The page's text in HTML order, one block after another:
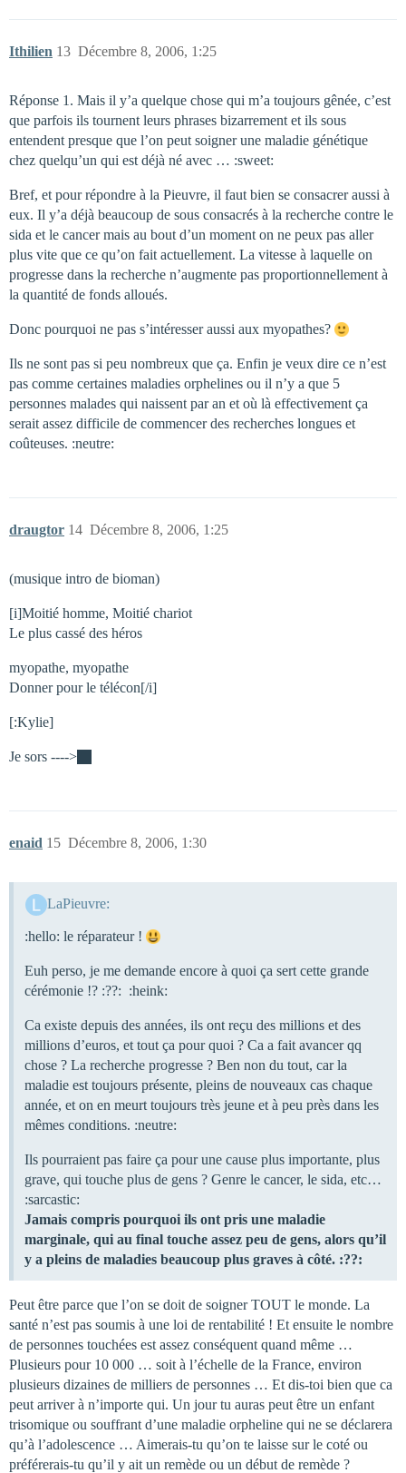
Ithilien Décembre 8, 2006, 1:25
13
Réponse 1. Mais il y’a quelque chose qui m’a toujours gênée, c’est
que parfois ils tournent leurs phrases bizarrement et ils sous
entendent presque que l’on peut soigner une maladie génétique
chez quelqu’un qui est déjà né avec … :sweet:
Bref, et pour répondre à la Pieuvre, il faut bien se consacrer aussi à
eux. Il y’a déjà beaucoup de sous consacrés à la recherche contre le
sida et le cancer mais au bout d’un moment on ne peux pas aller
plus vite que ce qu’on fait actuellement. La vitesse à laquelle on
progresse dans la recherche n’augmente pas proportionnellement à
la quantité de fonds alloués.
Donc pourquoi ne pas s’intéresser aussi aux myopathes?
Ils ne sont pas si peu nombreux que ça. Enfin je veux dire ce n’est
pas comme certaines maladies orphelines ou il n’y a que 5
personnes malades qui naissent par an et où là effectivement ça
serait assez difficile de commencer des recherches longues et
coûteuses. :neutre:
draugtor Décembre 8, 2006, 1:25
14
(musique intro de bioman)
[i]Moitié homme, Moitié chariot
Le plus cassé des héros
myopathe, myopathe
Donner pour le télécon[/i]
[:Kylie]
Je sors ---->
enaid Décembre 8, 2006, 1:30
15
LaPieuvre:
:hello: le réparateur !
Euh perso, je me demande encore à quoi ça sert cette grande
cérémonie !? :??: :heink:
Ca existe depuis des années, ils ont reçu des millions et des
millions d’euros, et tout ça pour quoi ? Ca a fait avancer qq
chose ? La recherche progresse ? Ben non du tout, car la
maladie est toujours présente, pleins de nouveaux cas chaque
année, et on en meurt toujours très jeune et à peu près dans les
mêmes conditions. :neutre:
Ils pourraient pas faire ça pour une cause plus importante, plus
grave, qui touche plus de gens ? Genre le cancer, le sida, etc…
:sarcastic:
Jamais compris pourquoi ils ont pris une maladie
marginale, qui au final touche assez peu de gens, alors qu’il
y a pleins de maladies beaucoup plus graves à côté. :??:
Peut être parce que l’on se doit de soigner TOUT le monde. La
santé n’est pas soumis à une loi de rentabilité ! Et ensuite le nombre
de personnes touchées est assez conséquent quand même …
Plusieurs pour 10 000 … soit à l’échelle de la France, environ
plusieurs dizaines de milliers de personnes … Et dis-toi bien que ca
peut arriver à n’importe qui. Un jour tu auras peut être un enfant
trisomique ou souffrant d’une maladie orpheline qui ne se déclarera
qu’à l’adolescence … Aimerais-tu qu’on te laisse sur le coté ou
préférerais-tu qu’il y ait un remède ou un début de remède ?